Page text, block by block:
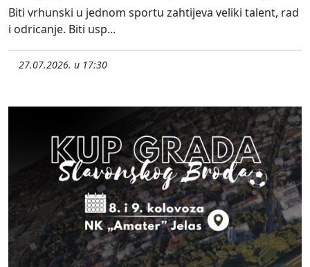
Biti vrhunski u jednom sportu zahtijeva veliki talent, rad
i odricanje. Biti usp...
27.07.2026. u 17:30